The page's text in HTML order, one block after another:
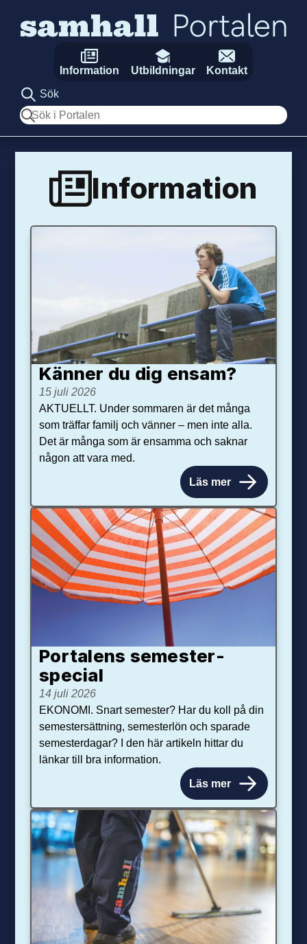
Information Utbildningar
Kontakt
Sök
Sök
Information
Känner du dig ensam?
15 juli 2026
AKTUELLT. Under sommaren är det många
som träffar familj och vänner – men inte alla.
Det är många som är ensamma och saknar
någon att vara med.
Läs mer
Portalens semester­
special
14 juli 2026
EKONOMI. Snart semester? Har du koll på din
semestersättning, semesterlön och sparade
semesterdagar? I den här artikeln hittar du
länkar till bra information.
Läs mer